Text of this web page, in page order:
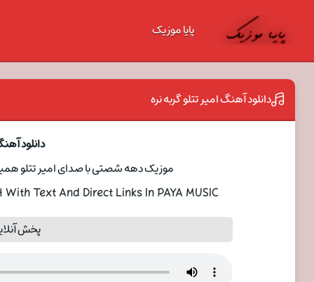
پایا موزیک
دانلود آهنگ امیر تتلو گربه نره
دانلود
موزیک دهه شصتی با صدای امیر تتلو
With Text And Direct Links In PAYA MUSIC
پخش